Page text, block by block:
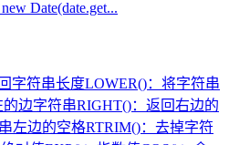
Date(date.get...
字符串长度LOWER()：将字符串
边字符串RIGHT()：返回右边的
左边的空格RTRIM()：去掉字符